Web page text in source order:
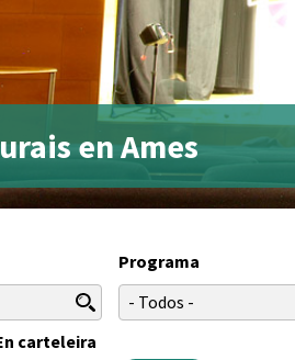
en Ames
aquí
Programa
carteleira